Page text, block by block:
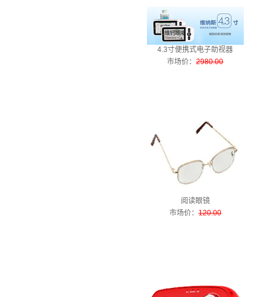
4.3寸便携式电子助视器
市场价：2980.00
阅读眼镜
市场价：120.00